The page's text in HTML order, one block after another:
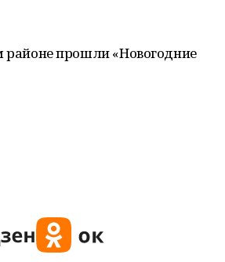
прошли «Новогодние